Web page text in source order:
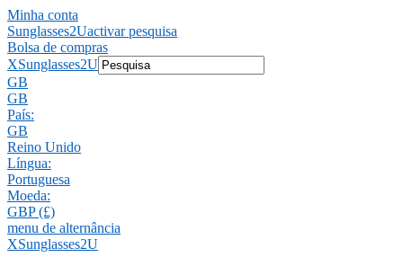
Minha conta
Sunglasses2Uactivar pesquisa
Bolsa de compras
XSunglasses2U
GB
GB
País:
GB
Reino Unido
Língua:
Portuguesa
Moeda:
GBP (£)
menu de alternância
XSunglasses2U